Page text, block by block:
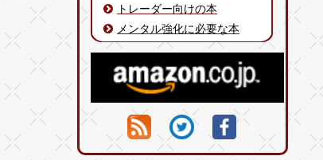
トレーダー向けの本
メンタル強化に必要な本